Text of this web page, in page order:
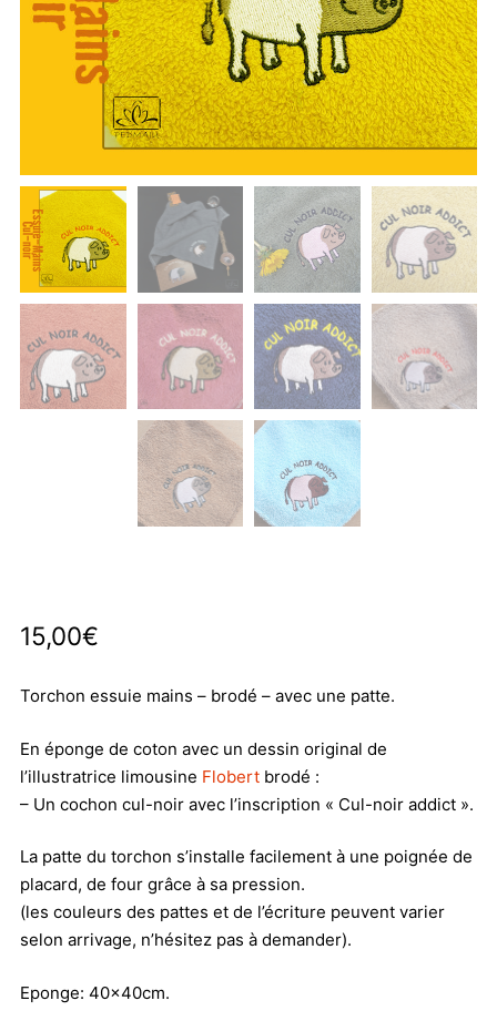
15,00€
Torchon essuie mains – brodé – avec une patte.
En éponge de coton avec un dessin original de
l’illustratrice limousine Flobert brodé :
– Un cochon cul-noir avec l’inscription « Cul-noir addict ».
La patte du torchon s’installe facilement à une poignée de
placard, de four grâce à sa pression.
(les couleurs des pattes et de l’écriture peuvent varier
selon arrivage, n’hésitez pas à demander).
Eponge: 40x40cm.